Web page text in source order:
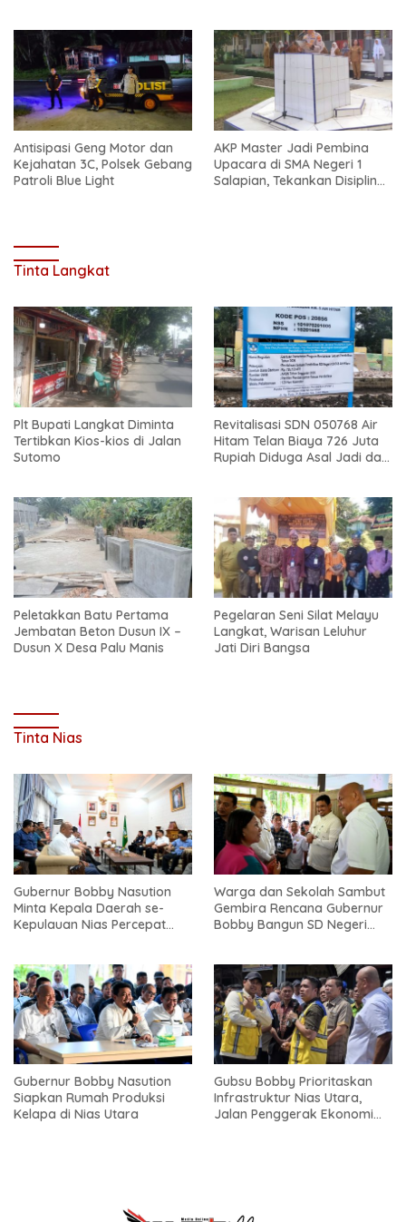
Antisipasi Geng Motor dan
Kejahatan 3C, Polsek Gebang
Patroli Blue Light
AKP Master Jadi Pembina
Upacara di SMA Negeri 1
Salapian, Tekankan Disiplin
Tinta Langkat
Plt Bupati Langkat Diminta
Tertibkan Kios-kios di Jalan
Sutomo
Revitalisasi SDN 050768 Air
Hitam Telan Biaya 726 Juta
Rupiah Diduga Asal Jadi dan
Peletakkan Batu Pertama
Jembatan Beton Dusun IX –
Dusun X Desa Palu Manis
Pegelaran Seni Silat Melayu
Langkat, Warisan Leluhur
Jati Diri Bangsa
Tinta Nias
Gubernur Bobby Nasution
Minta Kepala Daerah se-
Kepulauan Nias Percepat
Warga dan Sekolah Sambut
Gembira Rencana Gubernur
Bobby Bangun SD Negeri
Gubernur Bobby Nasution
Siapkan Rumah Produksi
Kelapa di Nias Utara
Gubsu Bobby Prioritaskan
Infrastruktur Nias Utara,
Jalan Penggerak Ekonomi